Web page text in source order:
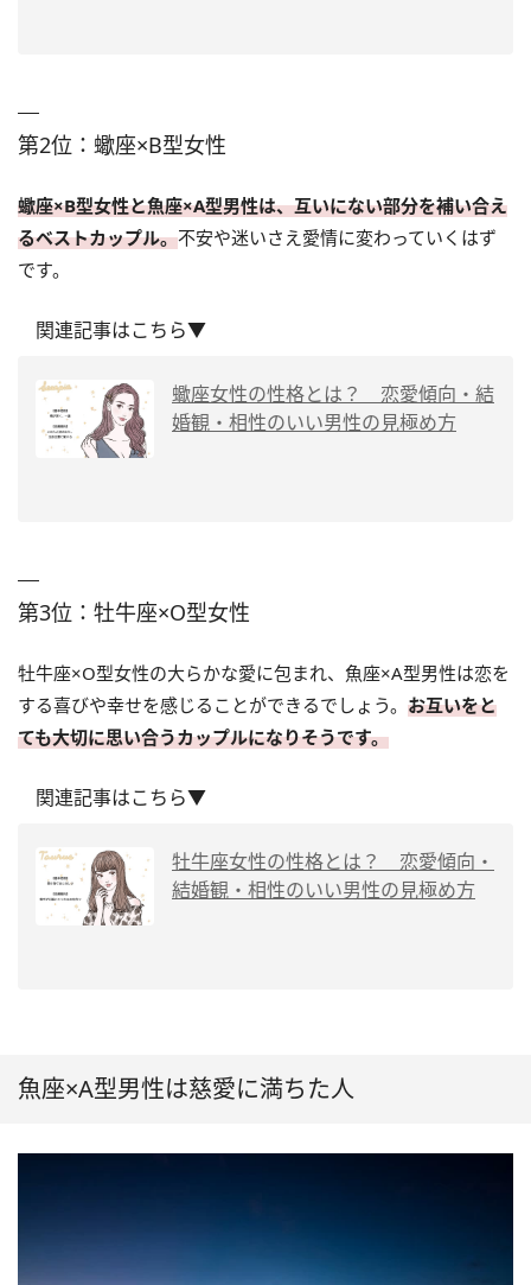
第2位：蠍座×B型女性
蠍座×B型女性と魚座×A型男性は、互いにない部分を補い合え
るベストカップル。不安や迷いさえ愛情に変わっていくはず
です。
関連記事はこちら▼
蠍座女性の性格とは？ 恋愛傾向・結
婚観・相性のいい男性の見極め方
第3位：牡牛座×O型女性
牡牛座×O型女性の大らかな愛に包まれ、魚座×A型男性は恋を
する喜びや幸せを感じることができるでしょう。 お互いをと
ても大切に思い合うカップルになりそうです。
関連記事はこちら▼
牡牛座女性の性格とは？ 恋愛傾向・
結婚観・相性のいい男性の見極め方
魚座×A型男性は慈愛に満ちた人